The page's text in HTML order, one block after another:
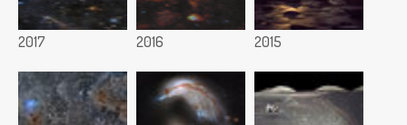
2017 2016 2015